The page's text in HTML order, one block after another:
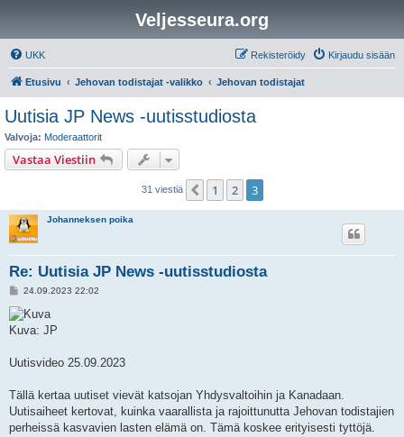
Veljesseura.org
UKK Kirjaudu sisään
Rekisteröidy
Etusivu Jehovan todistajat -valikko Jehovan todistajat
Uutisia JP News -uutisstudiosta
Valvoja: Moderaattorit
Vastaa Viestiin
31 viestiä Edellinen
1 2 3
Johanneksen poika
Re: Uutisia JP News -uutisstudiosta
V
e
s
t
24.09.2023 22:02
Kuva: JP
Uutisvideo 25.09.2023
Tällä kertaa uutiset vievät katsojan Yhdysvaltoihin ja Kanadaan.
Uutisaiheet kertovat, kuinka vaarallista ja rajoittunutta Jehovan todistajien
perheissä kasvavien lasten elämä on. Tämä koskee erityisesti tyttöjä.